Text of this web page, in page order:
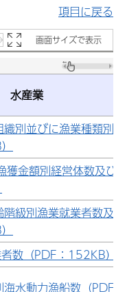
項目に戻る
画面サイズで表示
水産業
別並びに漁業種類別
獲金額別経営体数及び
級別漁業就業者数及
数（PDF：152KB）
海水動力漁船数（PDF